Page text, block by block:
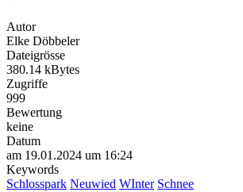
Autor
Elke Döbbeler
Dateigrösse
380.14 kBytes
Zugriffe
999
Bewertung
keine
Datum
am 19.01.2024 um 16:24
Keywords
Schlosspark Neuwied WInter Schnee